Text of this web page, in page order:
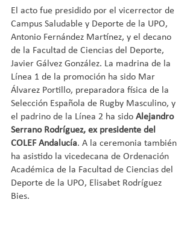
El acto fue presidido por el vicerrector de
Campus Saludable y Deporte de la UPO,
Antonio Fernández Martínez, y el decano
de la Facultad de Ciencias del Deporte,
Javier Gálvez González. La madrina de la
Línea 1 de la promoción ha sido Mar
Álvarez Portillo, preparadora física de la
Selección Española de Rugby Masculino, y
el padrino de la Línea 2 ha sido Alejandro
Serrano Rodríguez, ex presidente del
COLEF Andalucía. A la ceremonia también
ha asistido la vicedecana de Ordenación
Académica de la Facultad de Ciencias del
Deporte de la UPO, Elisabet Rodríguez
Bies.